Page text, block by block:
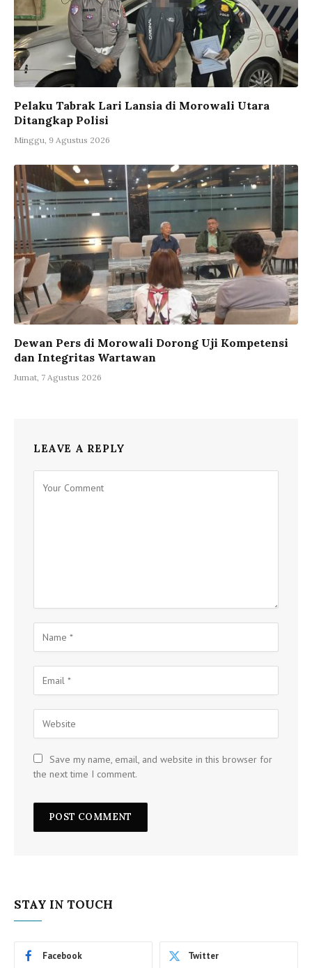
Pelaku Tabrak Lari Lansia di Morowali Utara
Ditangkap Polisi
Minggu, 9 Agustus 2026
Dewan Pers di Morowali Dorong Uji Kompetensi
dan Integritas Wartawan
Jumat, 7 Agustus 2026
LEAVE A REPLY
Save my name, email, and website in this browser for
the next time I comment.
STAY IN TOUCH
Facebook Twitter